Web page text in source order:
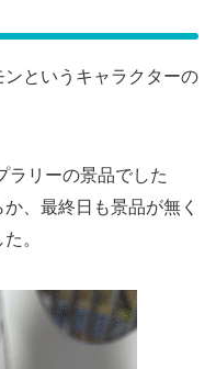
というキャラクターの
ラリーの景品でした
、最終日も景品が無く
。